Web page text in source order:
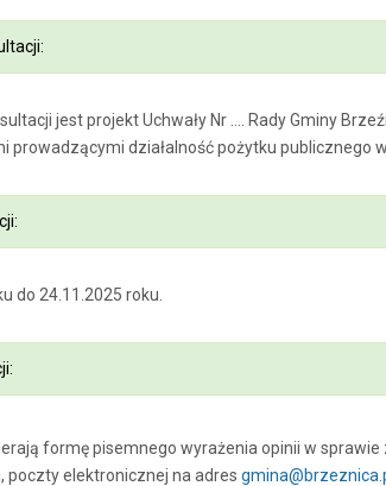
jest projekt Uchwały Nr …. Rady Gminy
prowadzącymi działalność pożytku publicznego
do 24.11.2025 roku.
formę pisemnego wyrażenia opinii w
poczty elektronicznej na adres